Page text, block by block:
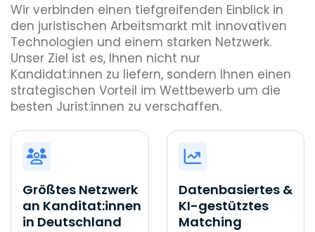
Wir verbinden einen tiefgreifenden Einblick in
den juristischen Arbeitsmarkt mit innovativen
Technologien und einem starken Netzwerk.
Unser Ziel ist es, Ihnen nicht nur
Kandidat:innen zu liefern, sondern Ihnen einen
strategischen Vorteil im Wettbewerb um die
besten Jurist:innen zu verschaffen.
Größtes Netzwerk
an Kanditat:innen
in Deutschland
Datenbasiertes &
KI-gestütztes
Matching